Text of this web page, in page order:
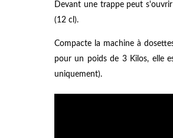
Devant une trappe peut
(12 cl).
Compacte la machine à
pour un poids de 3 Kilos, elle
uniquement).